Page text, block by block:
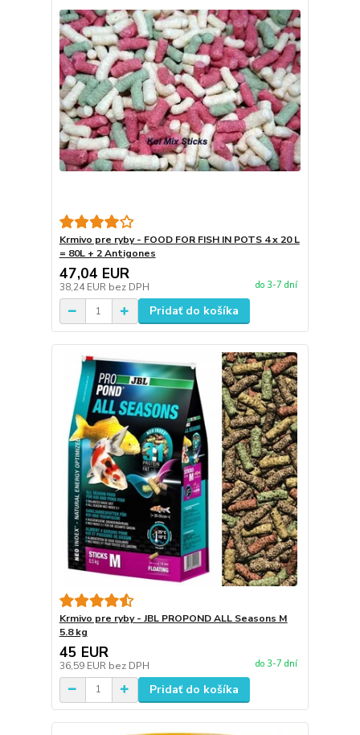
Krmivo pre ryby - FOOD FOR FISH IN POTS 4 x 20 L
= 80L + 2 Antigones
47,04 EUR
38,24 EUR bez DPH do 3-7 dní
Pridať do košíka
Krmivo pre ryby - JBL PROPOND ALL Seasons M
5.8 kg
45 EUR
36,59 EUR bez DPH do 3-7 dní
Pridať do košíka